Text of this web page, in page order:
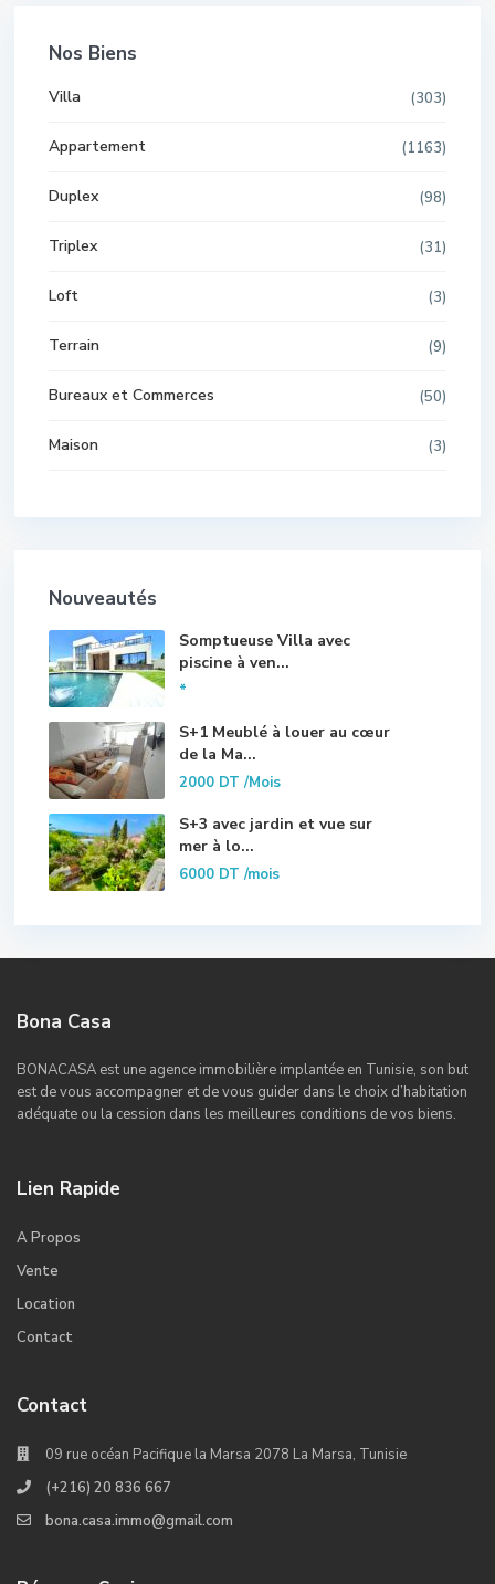
Nos Biens
Villa (303)
Appartement (1163)
Duplex (98)
Triplex (31)
Loft (3)
Terrain (9)
Bureaux et Commerces (50)
Maison (3)
Nouveautés
Somptueuse Villa avec
piscine à ven...
*
S+1 Meublé à louer au cœur
de la Ma...
2000 DT/Mois
S+3 avec jardin et vue sur
mer à lo...
6000 DT/mois
Bona Casa
BONACASA est une agence immobilière implantée en Tunisie, son but
est de vous accompagner et de vous guider dans le choix d’habitation
adéquate ou la cession dans les meilleures conditions de vos biens.
Lien Rapide
A Propos
Vente
Location
Contact
Contact
09 rue océan Pacifique la Marsa 2078 La Marsa, Tunisie
(+216) 20 836 667
bona.casa.immo@gmail.com